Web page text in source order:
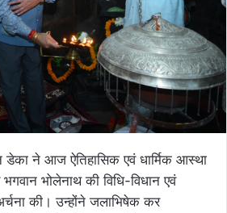
डेका ने आज ऐतिहासिक एवं धार्मिक आस्था
भोलेनाथ की विधि-विधान एवं
की। उन्होंने जलाभिषेक कर